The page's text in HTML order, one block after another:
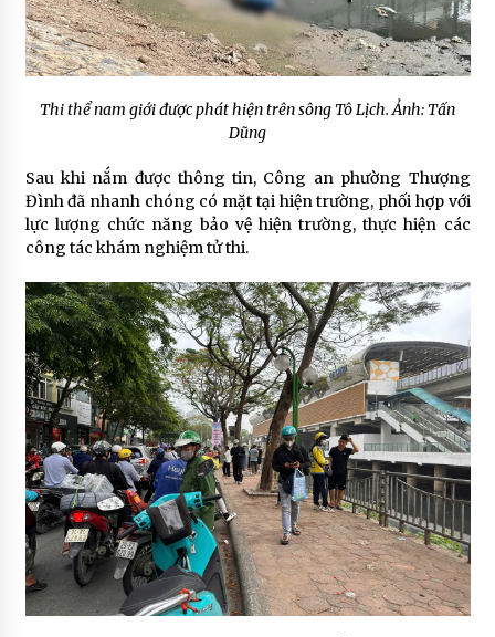
Thi thể nam giới được phát hiện trên sông Tô Lịch. Ảnh: Tấn
Dũng
Sau khi nắm được thông tin, Công an phường Thượng
Đình đã nhanh chóng có mặt tại hiện trường, phối hợp với
lực lượng chức năng bảo vệ hiện trường, thực hiện các
công tác khám nghiệm tử thi.